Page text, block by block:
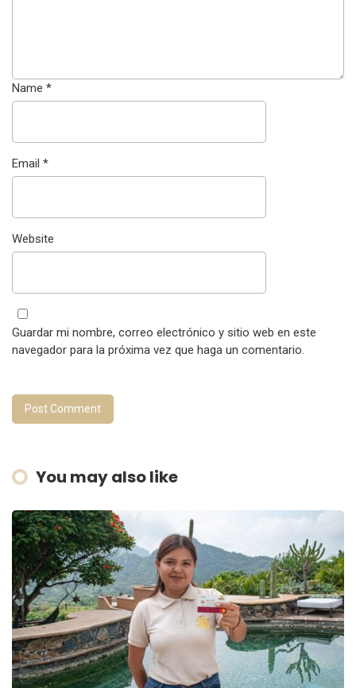
Name *
Email *
Website
Guardar mi nombre, correo electrónico y sitio web en este
navegador para la próxima vez que haga un comentario.
You may also like